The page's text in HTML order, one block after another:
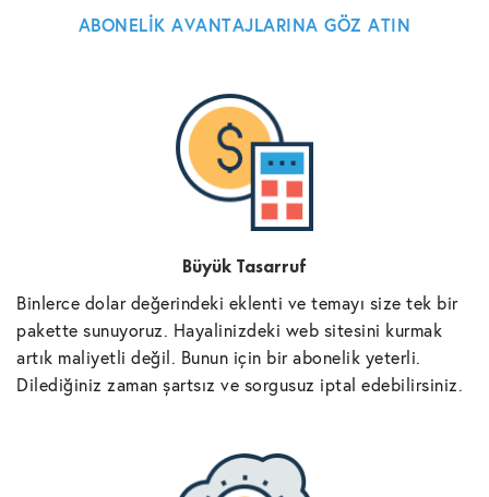
ABONELİK AVANTAJLARINA GÖZ ATIN
Büyük Tasarruf
Binlerce dolar değerindeki eklenti ve temayı size tek bir
pakette sunuyoruz. Hayalinizdeki web sitesini kurmak
artık maliyetli değil. Bunun için bir abonelik yeterli.
Dilediğiniz zaman şartsız ve sorgusuz iptal edebilirsiniz.